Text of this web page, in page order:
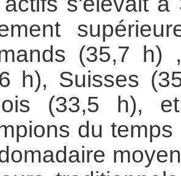
(35,7 h)
h), Suisses
(33,5 h),
du